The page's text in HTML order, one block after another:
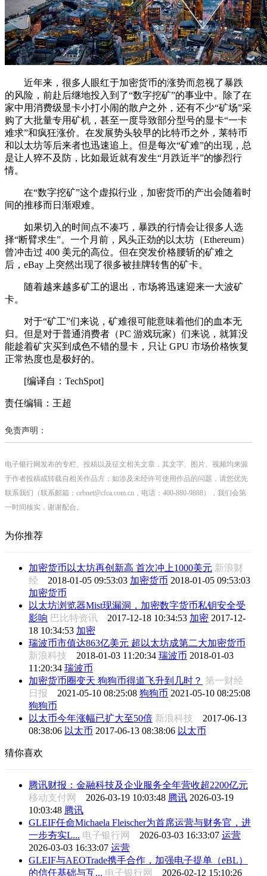
近年来，很多人眼红于加密货币的涨势而忽视了暴跌
的风险，前赴后继地投入到了“数字挖矿”的事业中。除了在
家中用消费级显卡小打小闹的散户之外，还有不少“矿场”采
购了大批量专用矿机，甚至一度导致部分型号的显卡“一卡
难求”和疯狂涨价。在发展势头较早的比特币之外，莱特币
和以太坊等后来者也迅速追上。但是每次“矿难”的出现，总
是让人猝不及防，比如最近就有发生“月跌近半”的惨烈行
情。
在“数字挖矿”这个虚拟行业，加密货币的产出会随着时
间的推移而日渐艰难。
如果切入的时间点不凑巧，暴跌的行情会让很多人选
择“断臂求生”。一个月前，风头正劲的以太坊（Ethereum）
曾冲击过 400 美元的高位。但在突发价格腰斩的矿难之
后，eBay 上突然出现了很多被挂牌转售的矿卡。
随着越来越多矿工的退出，市场将迅速迎来一大波矿
卡。
对于“矿工”们来说，矿难很可能意味着他们的血本无
归。但是对于普通消费者（PC 游戏玩家）们来说，就算没
能趁着矿灾买到成色不错的显卡，只让 GPU 市场价格恢复
正常热度也是极好的。
[编译自：TechSpot]
责任编辑：王超
免责声明：
电子银行网发布的专栏、投稿以及征文相关文章，其文字、图片、视频均来源
于作者投稿或转载自相关作品方；如涉及未经许可使用作品的问题，请您优先
联系我们（联系邮箱：cebnet@cfca.com.cn，电话：400-880-9888），我们会第
一时间核实，谢谢配合。
为你推荐
加密货币以太坊再创新高 首次冲上1000美元 新浪财
经 2018-01-05 09:53:03 加密货币 2018-01-05 09:53:03
加密货币
以太坊浏览器Mist现漏洞，加密数字货币私钥安全受
影响 巴比特资讯 2017-12-18 10:34:53 加密 2017-12-
18 10:34:53 加密
瑞波币市值达863亿美元 超以太坊成第二大加密货币
新浪科技 2018-01-03 11:20:34 瑞波币 2018-01-03
11:20:34 瑞波币
加密货币圈变天 狗狗币得道飞升到几时？ 第一财经
日报 2021-05-10 08:25:08 狗狗币 2021-05-10 08:25:08
狗狗币
以太币今年涨幅已扩大至50倍 新浪科技 2017-06-13
08:38:06 以太币 2017-06-13 08:38:06 以太币
猜你喜欢
腾讯财报：金融科技及企业服务全年营收超2200亿元
移动支付网 2026-03-19 10:03:48 腾讯 2026-03-19
10:03:48 腾讯
GLEIF任命Michaela Fleischer为首席运营与财务官，进
一步夯实L... 电子银行网 2026-03-03 16:33:07 运营
2026-03-03 16:33:07 运营
GLEIF与AEOTrade携手合作，加强电子提单（eBL）
的信任基础与互... 电子银行网 2026-02-12 15:10:26